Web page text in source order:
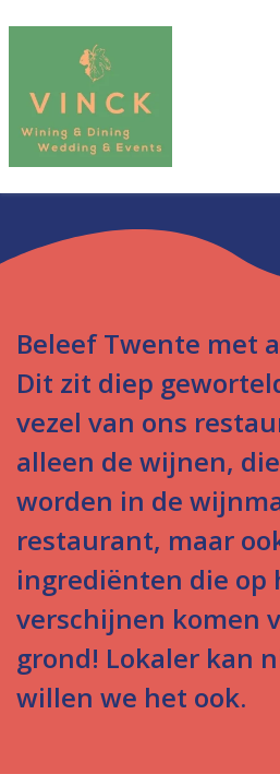
Beleef Twente met
Dit zit diep
vezel van ons
alleen de wijnen,
worden in de
restaurant, maar
ingrediënten die op
verschijnen komen
grond! Lokaler kan
willen we het ook.